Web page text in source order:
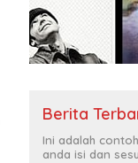
Berita
Ini adalah
anda isi dan